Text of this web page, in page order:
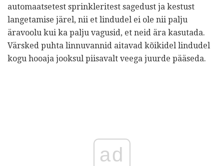
automaatsetest sprinkleritest sagedust ja kestust
langetamise järel, nii et lindudel ei ole nii palju
äravoolu kui ka palju vagusid, et neid ära kasutada.
Värsked puhta linnuvannid aitavad kõikidel lindudel
kogu hooaja jooksul piisavalt veega juurde pääseda.
ad